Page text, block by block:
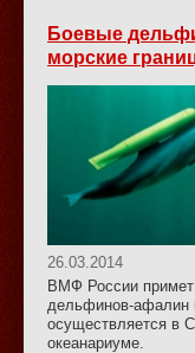
Боевые
морские
26.03.2014
ВМФ России примет
дельфинов-афалин
осуществляется в
океанариуме.